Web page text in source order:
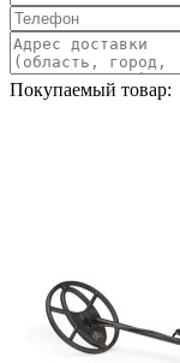
Покупаемый товар: